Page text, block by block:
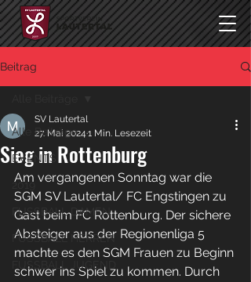
Beitrag
Alle Beiträge
EVENTS
2019
FUSSBALL DAMEN
FUSSBALL HERREN
FUSSBALL JUGEND
Sieg in Rottenburg
SV Lautertal
27. Mai 2024 1 Min. Lesezeit
Am vergangenen Sonntag war die
SGM SV Lautertal/ FC Engstingen zu
Gast beim FC Rottenburg. Der sichere
Absteiger aus der Regionenliga 5
machte es den SGM Frauen zu Beginn
schwer ins Spiel zu kommen. Durch